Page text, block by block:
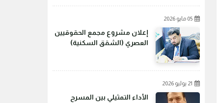
05 مايو 2026
إعلان مشروع مجمع الحقوقيين
العصري (الشقق السكنية)
21 يوليو 2026
الأداء التمثيلي بين المسرح